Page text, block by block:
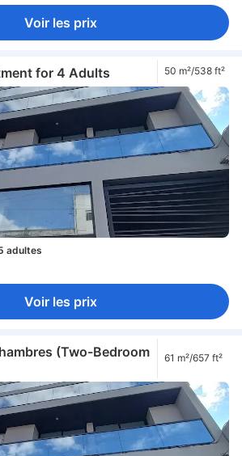
Voir les prix
for 4 Adults 50 m²/538 ft²
adultes
Voir les prix
(Two-Bedroom
61 m²/657 ft²